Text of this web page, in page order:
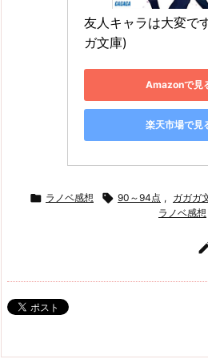
友人キャラは大変で
ガ文庫)
Amazonで見
楽天市場で見
 ラノベ感想  90～94点 , ガガガ
ラノベ感想